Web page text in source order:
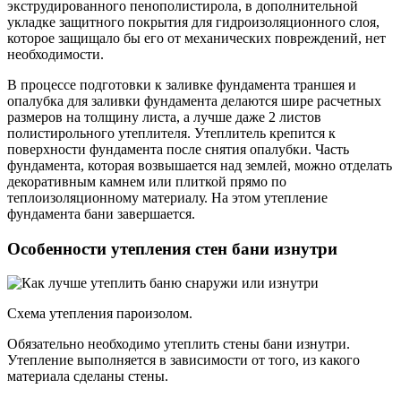
экструдированного пенополистирола, в дополнительной
укладке защитного покрытия для гидроизоляционного слоя,
которое защищало бы его от механических повреждений, нет
необходимости.
В процессе подготовки к заливке фундамента траншея и
опалубка для заливки фундамента делаются шире расчетных
размеров на толщину листа, а лучше даже 2 листов
полистирольного утеплителя. Утеплитель крепится к
поверхности фундамента после снятия опалубки. Часть
фундамента, которая возвышается над землей, можно отделать
декоративным камнем или плиткой прямо по
теплоизоляционному материалу. На этом утепление
фундамента бани завершается.
Особенности утепления стен бани изнутри
Схема утепления пароизолом.
Обязательно необходимо утеплить стены бани изнутри.
Утепление выполняется в зависимости от того, из какого
материала сделаны стены.